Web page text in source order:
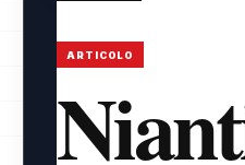
ARTICOLO